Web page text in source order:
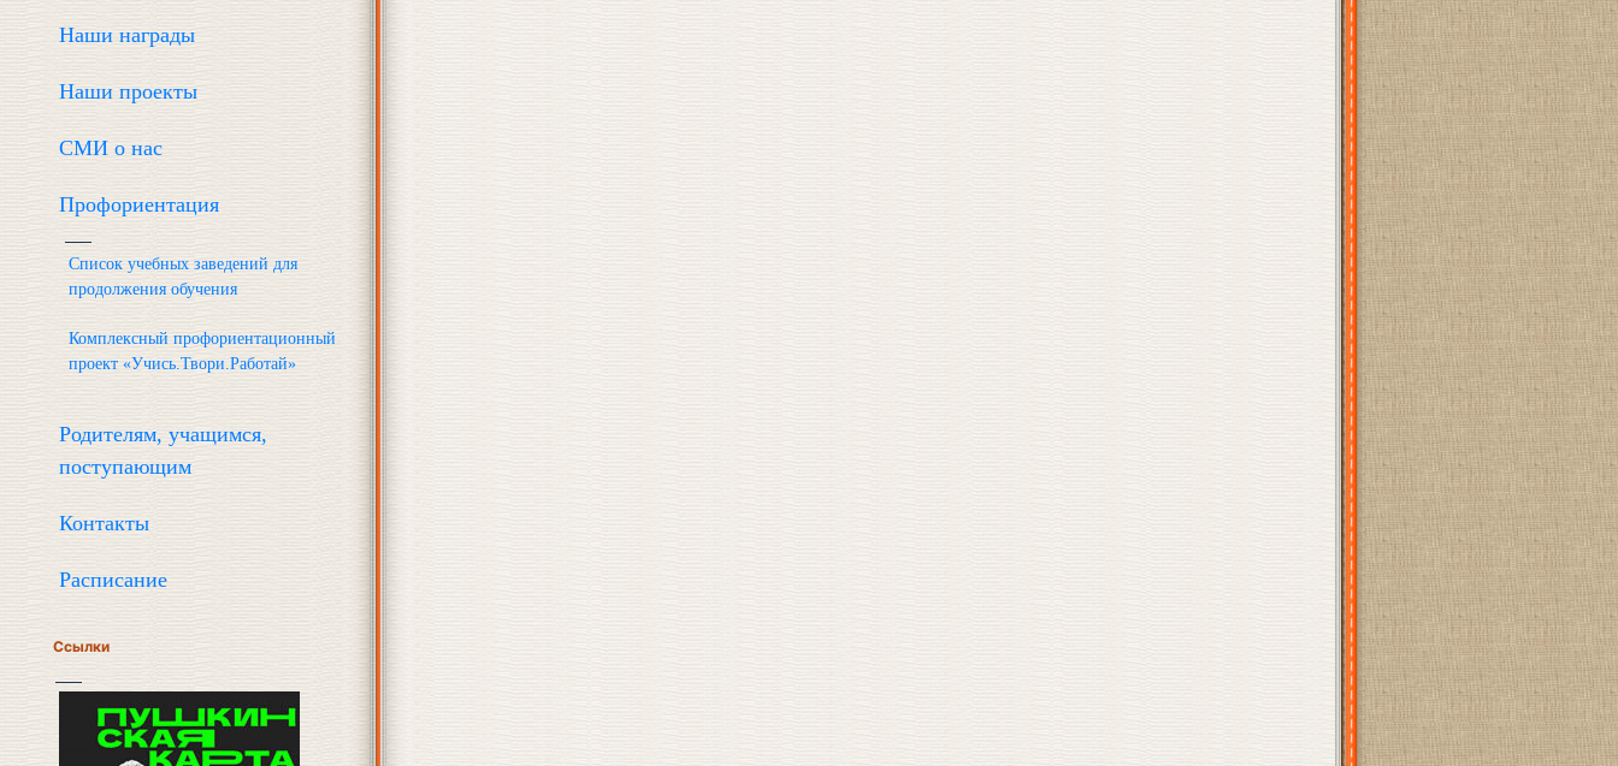
Наши награды
Наши проекты
СМИ о нас
Профориентация
Список учебных заведений для
продолжения обучения
Комплексный профориентационный
проект «Учись.Твори.Работай»
Родителям, учащимся,
поступающим
Контакты
Расписание
Ссылки